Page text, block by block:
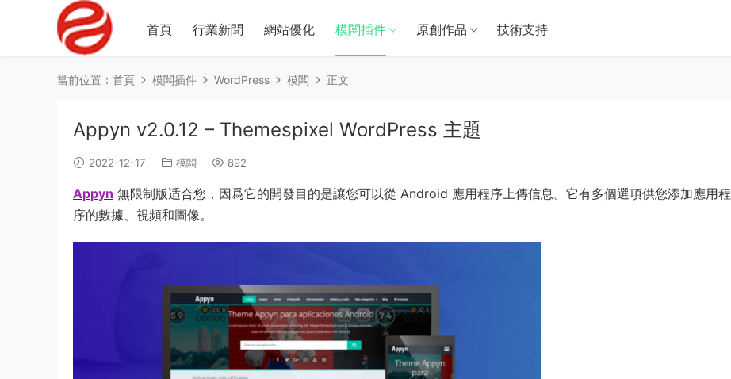
首頁 行業新聞 網站優化 模闆插件 原創作品 技術支持
當前位置： 首頁 模闆插件 WordPress 模闆 正文
Appyn v2.0.12 – Themespixel WordPress 主題
2022-12-17 模闆 892
Appyn 無限制版适合您，因爲它的開發目的是讓您可以從 Android 應用程序上傳信息。它有多個選項供您添加應用程
序的數據、視頻和圖像。